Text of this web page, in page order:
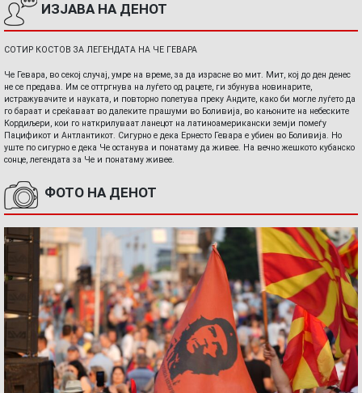
ИЗЈАВА НА ДЕНОТ
СОТИР КОСТОВ ЗА ЛЕГЕНДАТА НА ЧЕ ГЕВАРА
Че Гевара, во секој случај, умре на време, за да израсне во мит. Мит, кој до ден денес
не се предава. Им се оттргнува на луѓето од рацете, ги збунува новинарите,
истражувачите и науката, и повторно полетува преку Андите, како би могле луѓето да
го бараат и среќаваат во далеките прашуми во Боливија, во кањоните на небеските
Кордиљери, кои го наткрилуваат ланецот на латиноамерикански земји помеѓу
Пацификот и Антлантикот. Сигурно е дека Ернесто Гевара е убиен во Боливија. Но
уште по сигурно е дека Че останува и понатаму да живее. На вечно жешкото кубанско
сонце, легендата за Че и понатаму живее.
ФОТО НА ДЕНОТ